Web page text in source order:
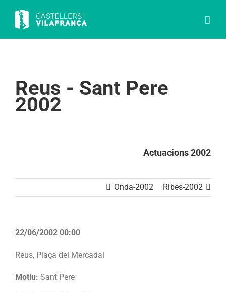
content
Reus - Sant Pere
2002
Actuacions 2002
Onda-2002 Ribes-2002
22/06/2002 00:00
Reus, Plaça del Mercadal
Motiu: Sant Pere